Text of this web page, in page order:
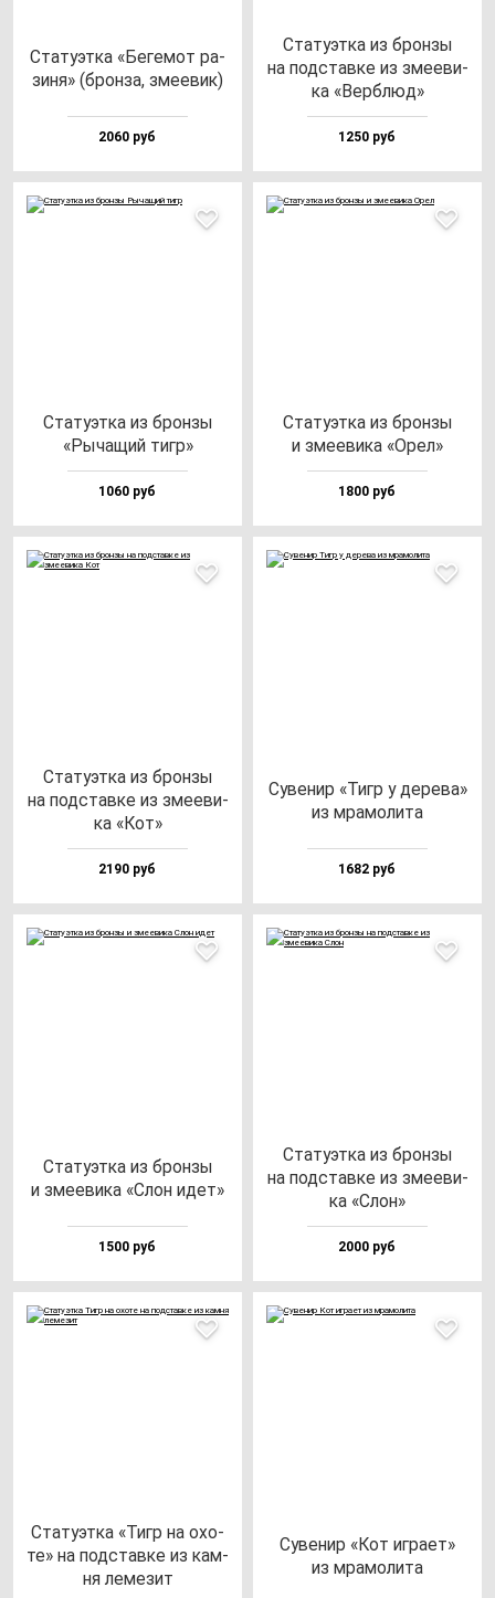
Ста­ту­эт­ка «Беге­мот ра­
зи­ня» (брон­за, зме­евик)
2060 руб
Ста­ту­эт­ка из брон­зы
на под­став­ке из зме­еви­
ка «Вер­блюд»
1250 руб
Ста­ту­эт­ка из брон­зы
«Рыча­щий тигр»
1060 руб
Ста­ту­эт­ка из брон­зы
и зме­еви­ка «Орел»
1800 руб
Ста­ту­эт­ка из брон­зы
на под­став­ке из зме­еви­
ка «Кот»
2190 руб
Суве­нир «Тигр у де­ре­ва»
из мра­мо­ли­та
1682 руб
Ста­ту­эт­ка из брон­зы
и зме­еви­ка «Слон идет»
1500 руб
Ста­ту­эт­ка из брон­зы
на под­став­ке из зме­еви­
ка «Слон»
2000 руб
Ста­ту­эт­ка «Тигр на охо­
те» на под­став­ке из кам­
ня ле­ме­зит
Суве­нир «Кот иг­ра­ет»
из мра­мо­ли­та